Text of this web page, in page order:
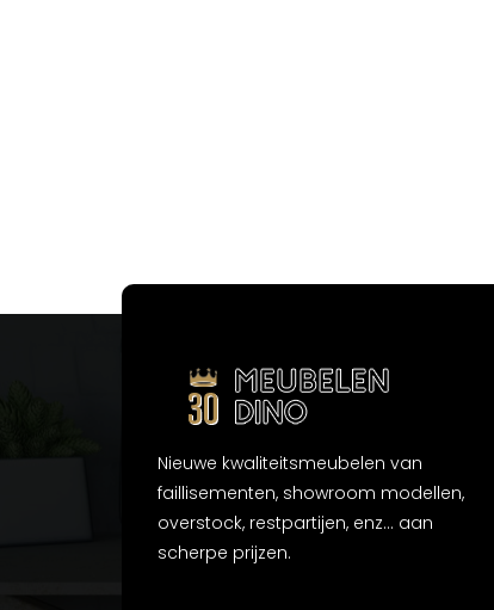
Nieuwe kwaliteitsmeubelen van
faillisementen, showroom modellen,
overstock, restpartijen, enz... aan
scherpe prijzen.